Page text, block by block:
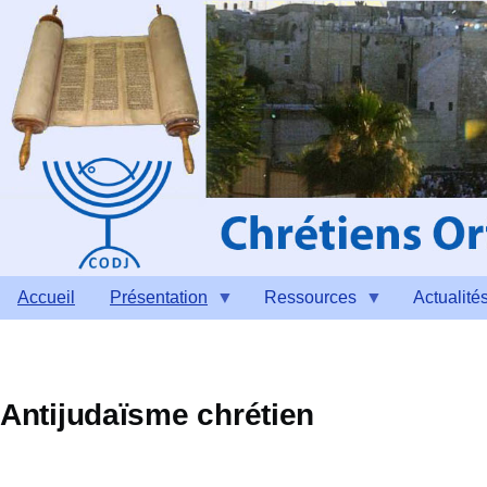
Aller au contenu principal
Accueil Présentation Ressources
Antijudaïsme chrétien